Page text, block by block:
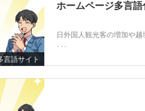
言語サイト
ホームページ多言
日外国人観光客の増加や
･･･